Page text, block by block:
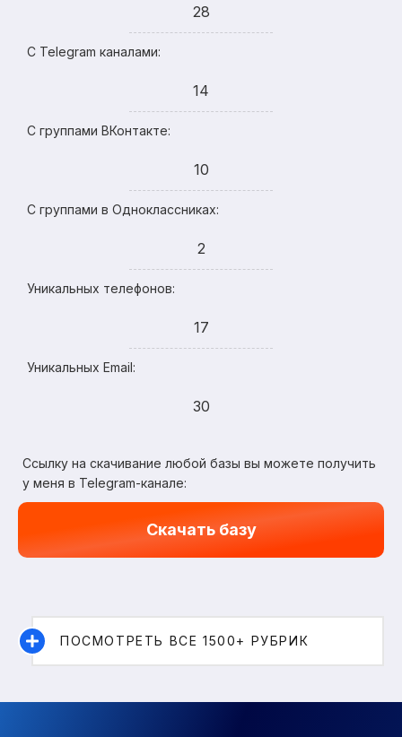
28
С Telegram каналами:
14
С группами ВКонтакте:
10
С группами в Одноклассниках:
2
Уникальных телефонов:
17
Уникальных Email:
30
Ссылку на скачивание любой базы вы можете получить
у меня в Telegram-канале:
Скачать базу
ПОСМОТРЕТЬ ВСЕ 1500+ РУБРИК